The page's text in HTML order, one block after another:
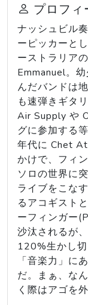
プロフィ
ナッシュビル
ーピッカーとし
ーストラリア
Emmanuel。
んだバンドは
も速弾きギタ
Air Supply や
グに参加する
年代に Chet
かけで、フィ
ソロの世界に
ライブをこな
るアコギスト
ーフィンガー
沙汰されるが
120%生かし
「音楽力」に
だ。まぁ、な
く際はアゴを